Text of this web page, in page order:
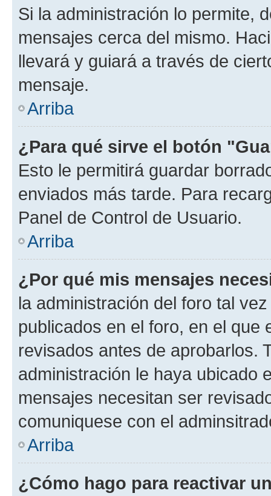
Si la administración lo permite,
mensajes cerca del mismo.
llevará y guiará a través de
mensaje.
Arriba
¿Para qué sirve el botón
Esto le permitirá guardar
enviados más tarde. Para
Panel de Control de Usuario.
Arriba
¿Por qué mis mensajes
la administración del foro tal
publicados en el foro, en el
revisados antes de aprobarlos.
administración le haya ubicado
mensajes necesitan ser
comuniquese con el
Arriba
¿Cómo hago para reactivar